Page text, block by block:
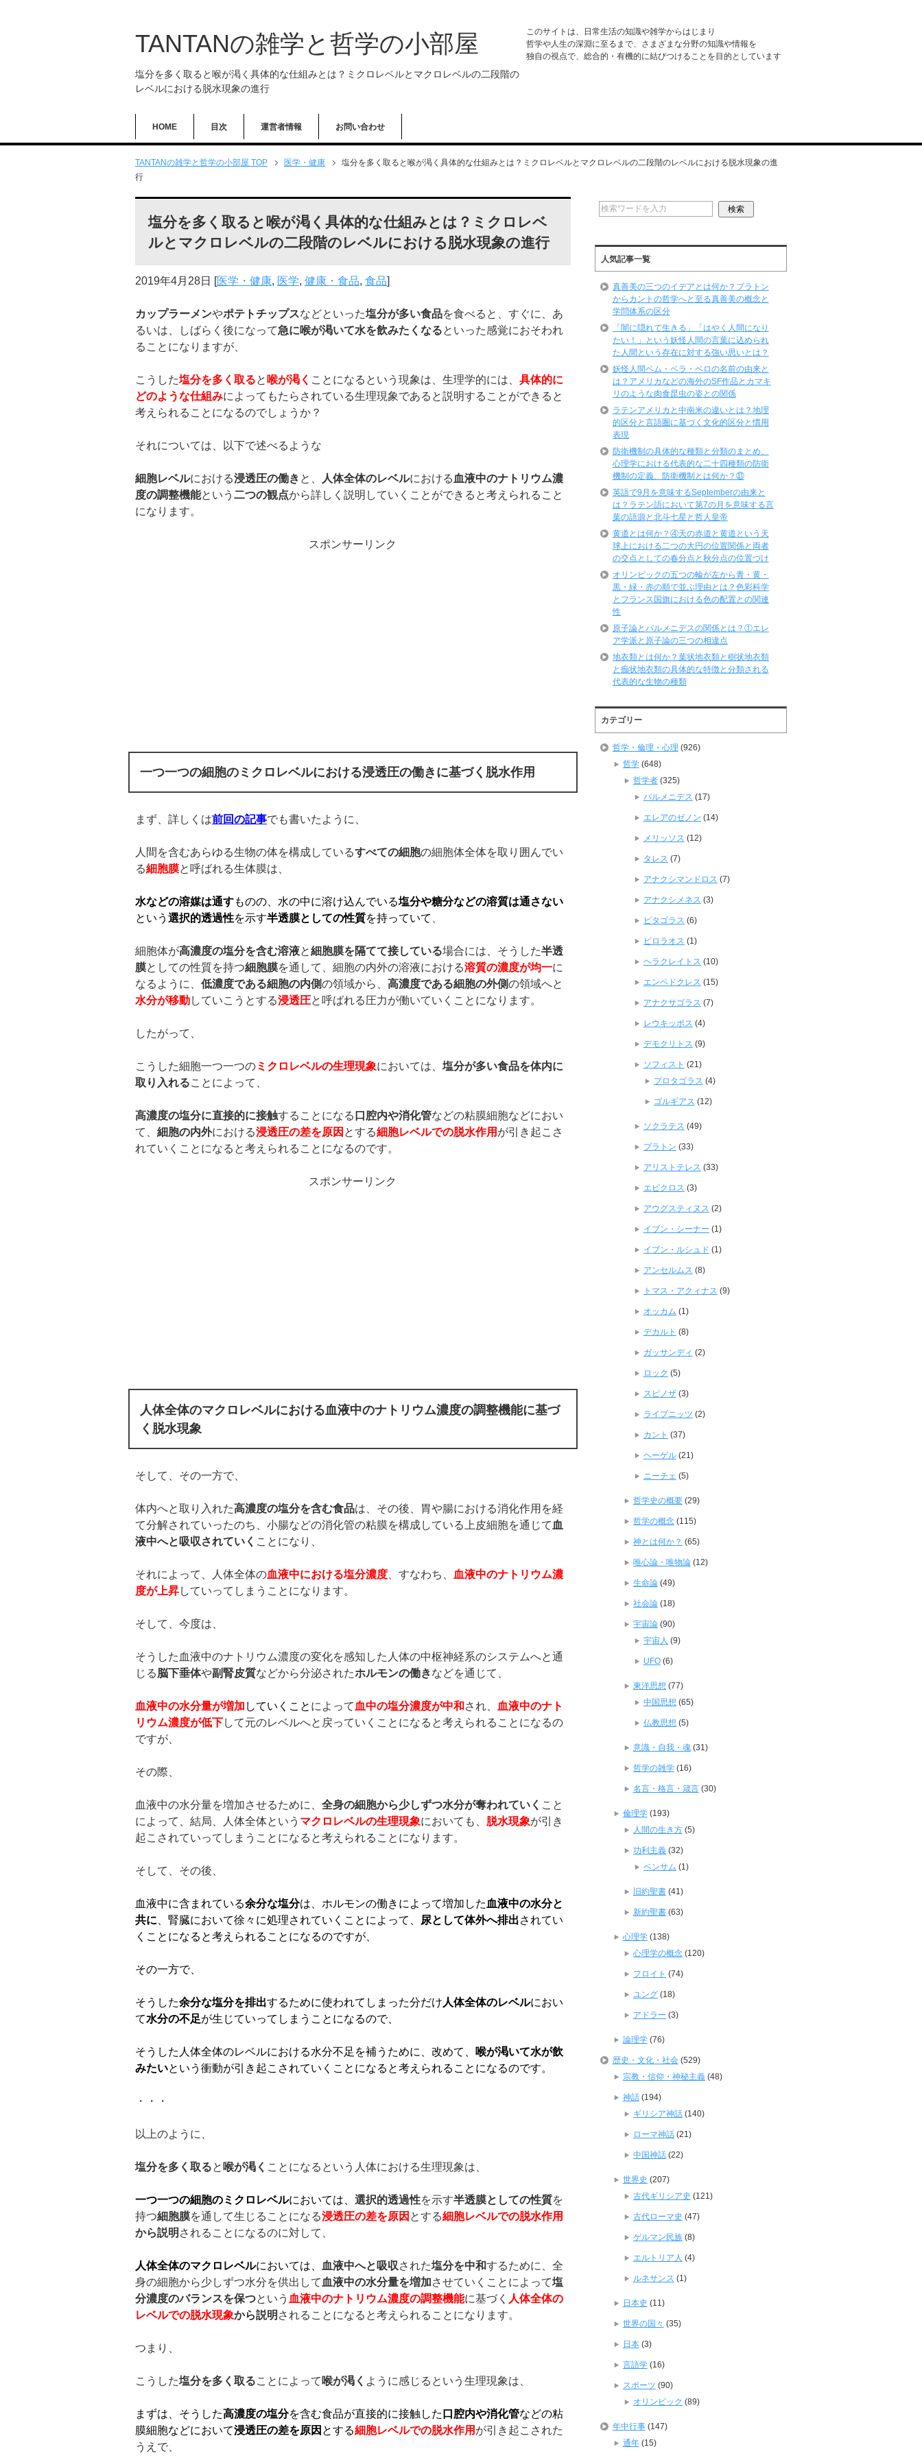
TANTANの雑学と哲学の小部屋
塩分を多く取ると喉が渇く具体的な仕組みとは？ミクロレベルとマクロレベルの二段階の
レベルにおける脱水現象の進行
このサイトは、日常生活の知識や雑学からはじまり
哲学や人生の深淵に至るまで、さまざまな分野の知識や情報を
独自の視点で、総合的・有機的に結びつけることを目的としています
HOME 目次 運営者情報 お問い合わせ
TANTANの雑学と哲学の小部屋 TOP 医学・健康
塩分を多く取ると喉が渇く具体的な仕組みとは？ミクロレベルとマクロレベルの二段階のレベルにおける脱水現象の進
行
塩分を多く取ると喉が渇く具体的な仕組みとは？ミクロレベ
ルとマクロレベルの二段階のレベルにおける脱水現象の進行
2019年4月28日 [医学・健康, 医学, 健康・食品, 食品]
カップラーメンやポテトチップスなどといった塩分が多い食品を食べると、すぐに、あ
るいは、しばらく後になって急に喉が渇いて水を飲みたくなるといった感覚におそわれ
ることになりますが、
こうした塩分を多く取ると 喉が渇く ことになるという現象は、生理学的には、 具体的に
どのような仕組みによってもたらされている生理現象であると説明することができると
考えられることになるのでしょうか？
それについては、以下で述べるような
細胞レベルにおける浸透圧の働き と、 人体全体のレベルにおける 血液中のナトリウム濃
度の調整機能という 二つの観点から詳しく説明していくことができると考えられること
になります。
スポンサーリンク
一つ一つの細胞のミクロレベルにおける浸透圧の働きに基づく脱水作用
まず、詳しくは前回の記事でも書いたように、
人間を含むあらゆる生物の体を構成しているすべての細胞の細胞体全体を取り囲んでい
る細胞膜と呼ばれる生体膜は、
水などの溶媒は通すものの、水の中に溶け込んでいる塩分や糖分などの溶質は通さない
という 選択的透過性を示す半透膜としての性質を持っていて
細胞体が高濃度の塩分を含む溶液と細胞膜を隔てて接している場合には、そうした半透
膜としての性質を持つ細胞膜を通して、細胞の内外の溶液における溶質の濃度が均一に
なるように、 低濃度である細胞の内側の領域から、 高濃度である細胞の外側の領域へと
水分が移動していこうとする浸透圧と呼ばれる圧力が働いていくことになります。
したがって、
こうした細胞一つ一つのミクロレベルの生理現象においては、 塩分が多い食品を体内に
取り入れることによって、
高濃度の塩分に直接的に接触することになる 口腔内や消化管などの粘膜細胞などにおい
て、 細胞の内外における浸透圧の差を原因 とする細胞レベルでの脱水作用 が引き起こさ
れていくことになると考えられることになるのです。
スポンサーリンク
人体全体のマクロレベルにおける血液中のナトリウム濃度の調整機能に基づ
く脱水現象
そして、その一方で、
体内へと取り入れた高濃度の塩分を含む食品は、その後、胃や腸における消化作用を経
て分解されていったのち、小腸などの消化管の粘膜を構成している上皮細胞を通じて 血
液中へと吸収されていく ことになり、
それによって、人体全体の血液中における塩分濃度 、すなわち、
血液中のナトリウム濃
度が上昇していってしまうことになります。
そして、今度は、
そうした血液中のナトリウム濃度の変化を感知した人体の中枢神経系のシステムへと通
じる脳下垂体や副腎皮質などから分泌されたホルモンの働きなどを通じて、
血液中の水分量が増加 していくこと によって 血中の塩分濃度が中和 され、
血液中のナト
リウム濃度が低下して元のレベルへと戻っていくことになると考えられることになるの
ですが、
その際、
血液中の水分量を増加させるために、 全身の細胞から少しずつ水分が奪われていく こと
によって、結局、人体全体という マクロレベルの生理現象においても、 脱水現象が引き
起こされていってしまうことになると考えられることになります。
そして、その後、
血液中に含まれている余分な塩分は、ホルモンの働きによって増加した 血液中の水分と
共に 、腎臓において徐々に処理されていくことによって、 尿として体外へ排出されてい
くことになると考えられることになるのですが、
その一方で、
そうした余分な塩分を排出するために使われてしまった分だけ 人体全体のレベルにおい
て水分の不足が生じていってしまうことになるので、
そうした人体全体のレベルにおける水分不足を補うために、改めて、
喉が渇いて水が飲
みたいという衝動が引き起こされていくことになると考えられることになるのです。
・・・
以上のように、
塩分を多く取ると 喉が渇く ことになるという人体における生理現象は、
一つ一つの細胞のミクロレベルにおいては、 選択的透過性を示す半透膜としての性質を
持つ細胞膜を通して生じることになる浸透圧の差を原因 とする細胞レベルでの脱水作用
から説明 されることになるのに対して、
人体全体のマクロレベルにおいては、 血液中へと吸収 された塩分を中和するために、全
身の細胞から少しずつ水分を供出して 血液中の水分量を増加させていくことによって塩
分濃度のバランスを保つという 血液中のナトリウム濃度の調整機能に基づく 人体全体の
レベルでの脱水現象から説明 されることになると考えられることになります。
つまり、
こうした塩分を多く取ることによって 喉が渇く ように感じるという生理現象は、
まずは、そうした高濃度の塩分を含む食品が直接的に接触した 口腔内や消化管などの粘
膜細胞などにおいて浸透圧の差を原因 とする細胞レベルでの脱水作用 が引き起こされた
うえで、
人気記事一覧
真善美の三つのイデアとは何か？プラトン
からカントの哲学へと至る真善美の概念と
学問体系の区分
「闇に隠れて生きる」「はやく人間になり
たい！」という妖怪人間の言葉に込められ
た人間という存在に対する強い思いとは？
妖怪人間ベム・ベラ・ベロの名前の由来と
は？アメリカなどの海外のSF作品とカマキ
リのような肉食昆虫の姿との関係
ラテンアメリカと中南米の違いとは？地理
的区分と言語圏に基づく文化的区分と慣用
表現
防衛機制の具体的な種類と分類のまとめ、
心理学における代表的な二十四種類の防衛
機制の定義、防衛機制とは何か？㉛
英語で9月を意味するSeptemberの由来と
は？ラテン語において第7の月を意味する言
葉の語源と北斗七星と哲人皇帝
黄道とは何か？④天の赤道と黄道という天
球上における二つの大円の位置関係と両者
の交点としての春分点と秋分点の位置づけ
オリンピックの五つの輪が左から青・黄・
黒・緑・赤の順で並ぶ理由とは？色彩科学
とフランス国旗における色の配置との関連
性
原子論とパルメニデスの関係とは？①エレ
ア学派と原子論の三つの相違点
地衣類とは何か？葉状地衣類と樹状地衣類
と痂状地衣類の具体的な特徴と分類される
代表的な生物の種類
カテゴリー
哲学・倫理・心理 (926)
哲学(648)
哲学者(325)
パルメニデス (17)
エレアのゼノン (14)
メリッソス (12)
タレス (7)
アナクシマンドロス (7)
アナクシメネス (3)
ピタゴラス (6)
ピロラオス (1)
ヘラクレイトス (10)
エンペドクレス (15)
アナクサゴラス (7)
レウキッポス (4)
デモクリトス (9)
ソフィスト (21)
プロタゴラス (4)
ゴルギアス (12)
ソクラテス (49)
プラトン (33)
アリストテレス (33)
エピクロス (3)
アウグスティヌス (2)
イブン・シーナー (1)
イブン・ルシュド (1)
アンセルムス (8)
トマス・アクィナス (9)
オッカム (1)
デカルト (8)
ガッサンディ (2)
ロック (5)
スピノザ(3)
ライプニッツ (2)
カント (37)
ヘーゲル(21)
ニーチェ (5)
哲学史の概要(29)
哲学の概念(115)
神とは何か？ (65)
唯心論・唯物論(12)
生命論(49)
社会論(18)
宇宙論(90)
宇宙人 (9)
UFO(6)
東洋思想 (77)
中国思想 (65)
仏教思想 (5)
意識・自我・魂(31)
哲学の雑学(16)
名言・格言・箴言(30)
倫理学(193)
人間の生き方(5)
功利主義(32)
ベンサム (1)
旧約聖書(41)
新約聖書(63)
心理学(138)
心理学の概念(120)
フロイト (74)
ユング(18)
アドラー (3)
論理学(76)
歴史・文化・社会(529)
宗教・信仰・神秘主義(48)
神話(194)
ギリシア神話(140)
ローマ神話(21)
中国神話(22)
世界史 (207)
古代ギリシア史 (121)
古代ローマ史 (47)
ゲルマン民族(8)
エルトリア人 (4)
ルネサンス (1)
日本史 (11)
世界の国々 (35)
日本(3)
言語学(16)
スポーツ (90)
オリンピック (89)
年中行事(147)
通年(15)